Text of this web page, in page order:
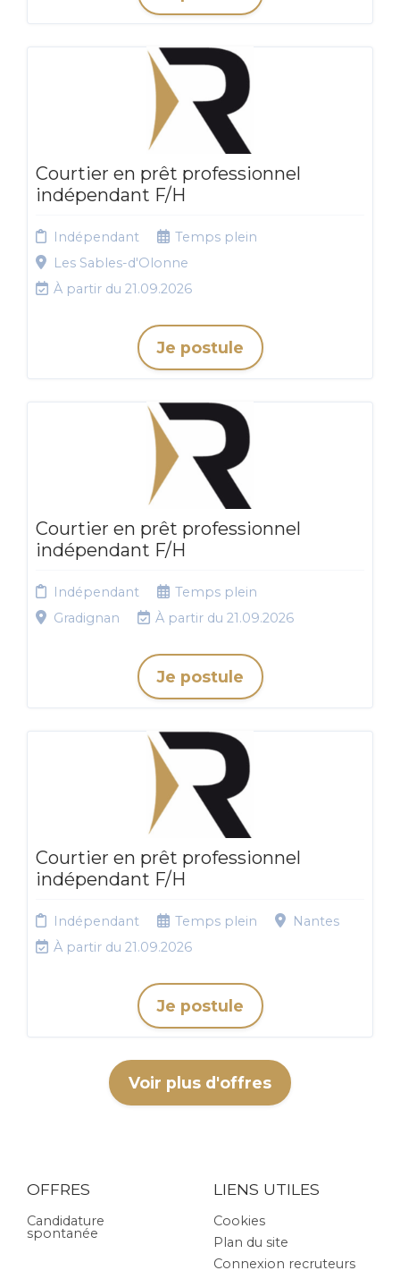
Courtier en prêt professionnel
indépendant F/H
Indépendant
Temps plein
Les Sables-d'Olonne
À partir du 21.09.2026
Je postule
Courtier en prêt professionnel
indépendant F/H
Indépendant
Temps plein
Gradignan
À partir du 21.09.2026
Je postule
Courtier en prêt professionnel
indépendant F/H
Indépendant Temps plein
Nantes
À partir du 21.09.2026
Je postule
Voir plus d'offres
OFFRES
Candidature
spontanée
LIENS UTILES
Cookies
Plan du site
Connexion recruteurs